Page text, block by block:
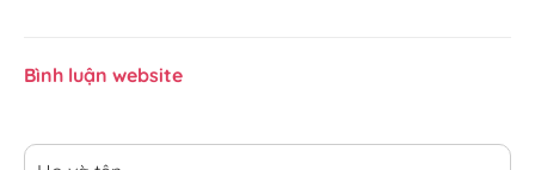
Bình luận website